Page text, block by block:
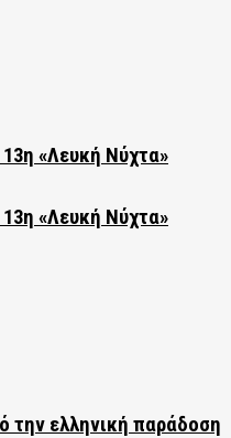
«Λευκή Νύχτα»
«Λευκή Νύχτα»
την ελληνική παράδοση